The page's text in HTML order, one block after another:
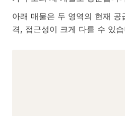
아래 매물은 두 영역의 현재
격, 접근성이 크게 다를 수 있